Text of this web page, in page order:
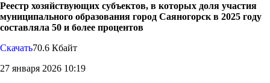
Реестр хозяйствующих субъектов, в которых доля участия
муниципального образования город Саяногорск в 2025 году
составляла 50 и более процентов
Скачать70.6 Кбайт
27 января 2026 10:19